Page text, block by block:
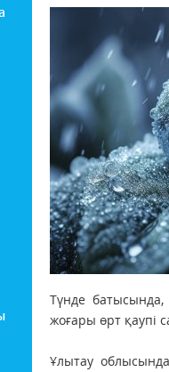
Түнде батысында,
жоғары өрт қаупі
Ұлытау